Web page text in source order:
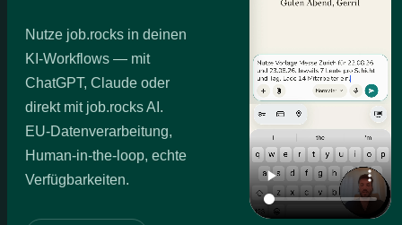
Nutze job.rocks in deinen
KI-Workflows — mit
ChatGPT, Claude oder
direkt mit job.rocks AI.
EU-Datenverarbeitung,
Human-in-the-loop, echte
Verfügbarkeiten.